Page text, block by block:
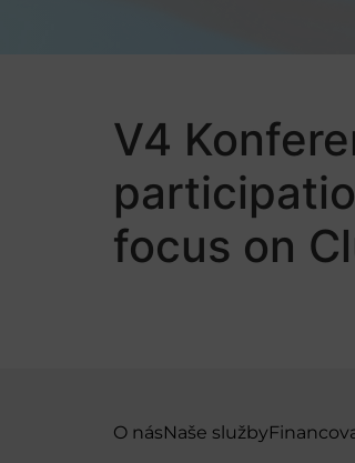
V4
focus on
O násNaše služby